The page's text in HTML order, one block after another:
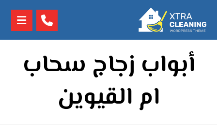
أبواب زجاج سحاب
ام القيوين